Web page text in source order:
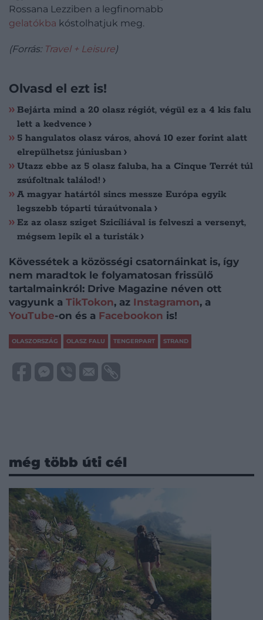
Rossana Lezziben a legfinomabb
gelatókba kóstolhatjuk meg.
(Forrás: Travel + Leisure)
Olvasd el ezt is!
Bejárta mind a 20 olasz régiót, végül ez a 4 kis falu
lett a kedvence
5 hangulatos olasz város, ahová 10 ezer forint alatt
elrepülhetsz júniusban
Utazz ebbe az 5 olasz faluba, ha a Cinque Terrét túl
zsúfoltnak találod!
A magyar határtól sincs messze Európa egyik
legszebb tóparti túraútvonala
Ez az olasz sziget Szicíliával is felveszi a versenyt,
mégsem lepik el a turisták
Kövessétek a közösségi csatornáinkat is, így
nem maradtok le folyamatosan frissülő
tartalmainkról: Drive Magazine néven ott
vagyunk a TikTokon, az Instagramon, a
YouTube-on és a Facebookon is!
OLASZORSZÁG OLASZ FALU TENGERPART STRAND
még több úti cél